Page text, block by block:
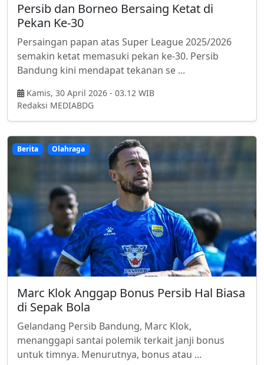
Persib dan Borneo Bersaing Ketat di
Pekan Ke-30
Persaingan papan atas Super League 2025/2026
semakin ketat memasuki pekan ke-30. Persib
Bandung kini mendapat tekanan se ...
Kamis, 30 April 2026 - 03.12 WIB
Redaksi MEDIABDG
Berita Olahraga
Marc Klok Anggap Bonus Persib Hal Biasa
di Sepak Bola
Gelandang Persib Bandung, Marc Klok,
menanggapi santai polemik terkait janji bonus
untuk timnya. Menurutnya, bonus atau ...